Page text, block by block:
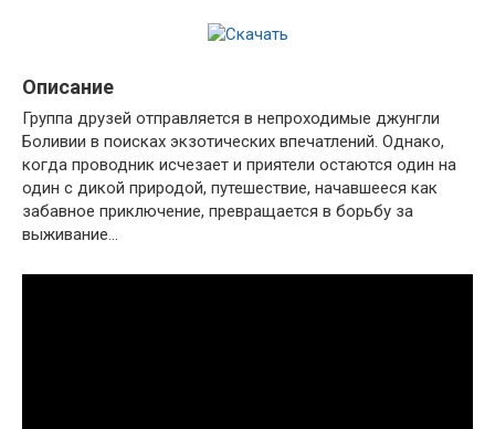
Описание
Группа друзей отправляется в непроходимые джунгли
Боливии в поисках экзотических впечатлений. Однако,
когда проводник исчезает и приятели остаются один на
один с дикой природой, путешествие, начавшееся как
забавное приключение, превращается в борьбу за
выживание…